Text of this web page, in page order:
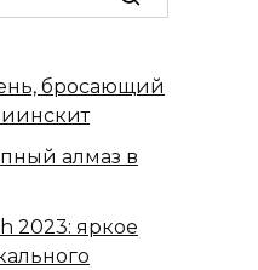
бросающий
алмаз в
2023: яркое